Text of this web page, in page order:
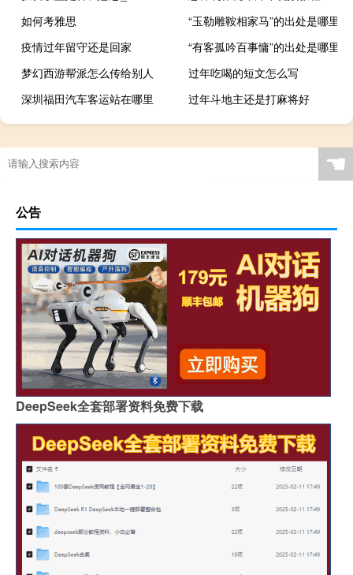
如何考雅思
“玉勒雕鞍相家马”的出处是哪里
疫情过年留守还是回家
“有客孤吟百事慵”的出处是哪里
梦幻西游帮派怎么传给别人
过年吃喝的短文怎么写
深圳福田汽车客运站在哪里
过年斗地主还是打麻将好
☚
公告
DeepSeek全套部署资料免费下载